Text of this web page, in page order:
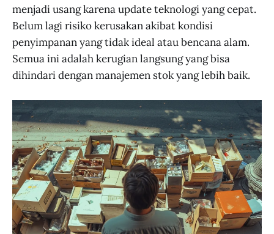
menjadi usang karena update teknologi yang cepat.
Belum lagi risiko kerusakan akibat kondisi
penyimpanan yang tidak ideal atau bencana alam.
Semua ini adalah kerugian langsung yang bisa
dihindari dengan manajemen stok yang lebih baik.